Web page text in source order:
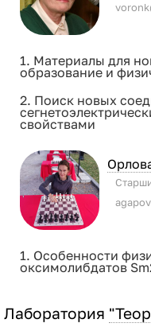
1. Материалы для
образование и
2. Поиск новых
свойствами
1. Особенности
оксимолибдатов
Лаборатория